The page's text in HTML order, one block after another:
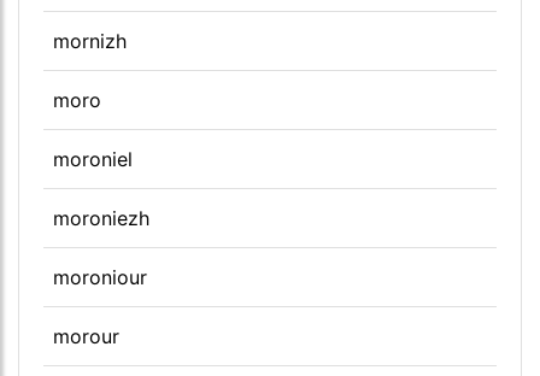
mornizh
moro
moroniel
moroniezh
moroniour
morour